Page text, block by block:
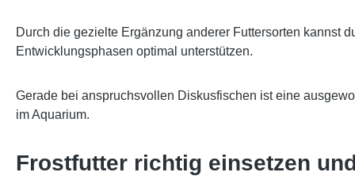
Durch die gezielte Ergänzung anderer Futtersorten kannst
Entwicklungsphasen optimal unterstützen.
Gerade bei anspruchsvollen Diskusfischen ist eine
im Aquarium.
Frostfutter richtig einsetzen